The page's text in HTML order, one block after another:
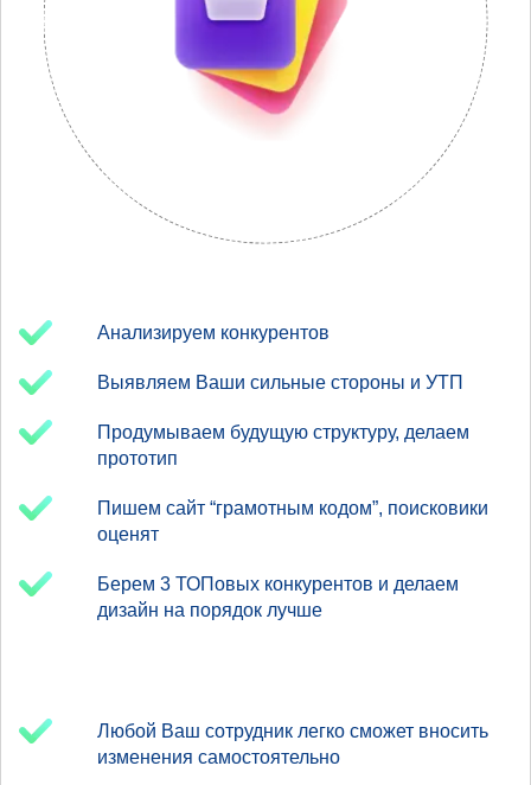
Анализируем конкурентов
Выявляем Ваши сильные стороны и УТП
Продумываем будущую структуру, делаем
прототип
Пишем сайт “грамотным кодом”, поисковики
оценят
Берем 3 ТОПовых конкурентов и делаем
дизайн на порядок лучше
Любой Ваш сотрудник легко сможет вносить
изменения самостоятельно